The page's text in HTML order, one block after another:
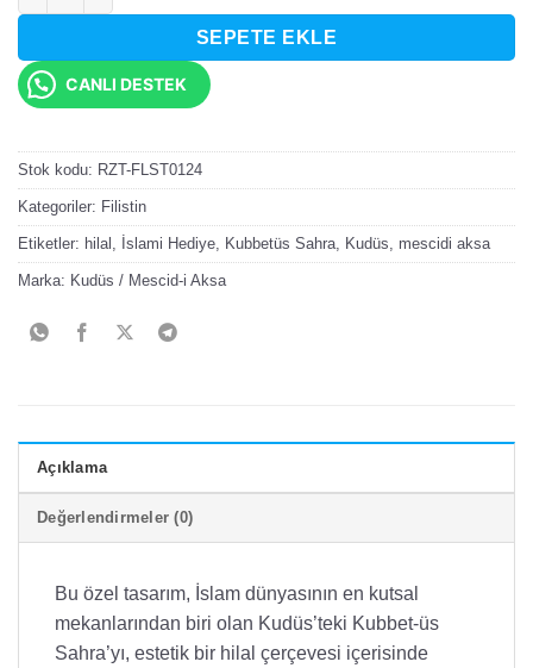
SEPETE EKLE
CANLI DESTEK
Stok kodu: RZT-FLST0124
Kategoriler: Filistin
Etiketler: hilal , İslami Hediye, Kubbetüs Sahra, Kudüs, mescidi aksa
Marka: Kudüs / Mescid-i Aksa
Açıklama
Değerlendirmeler (0)
Bu özel tasarım, İslam dünyasının en kutsal
mekanlarından biri olan Kudüs’teki Kubbet-üs
Sahra’yı, estetik bir hilal çerçevesi içerisinde